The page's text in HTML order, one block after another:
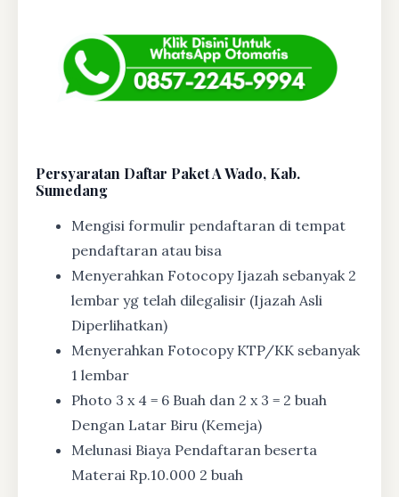
Persyaratan Daftar Paket A Wado, Kab.
Sumedang
Mengisi formulir pendaftaran di tempat
pendaftaran atau bisa
Menyerahkan Fotocopy Ijazah sebanyak 2
lembar yg telah dilegalisir (Ijazah Asli
Diperlihatkan)
Menyerahkan Fotocopy KTP/KK sebanyak
1 lembar
Photo 3 x 4 = 6 Buah dan 2 x 3 = 2 buah
Dengan Latar Biru (Kemeja)
Melunasi Biaya Pendaftaran beserta
Materai Rp.10.000 2 buah